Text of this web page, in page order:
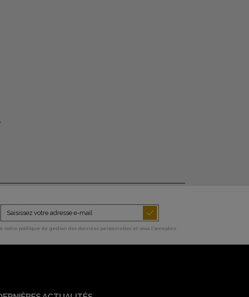
notre politique de gestion des données personnelles et vous l'acceptez.